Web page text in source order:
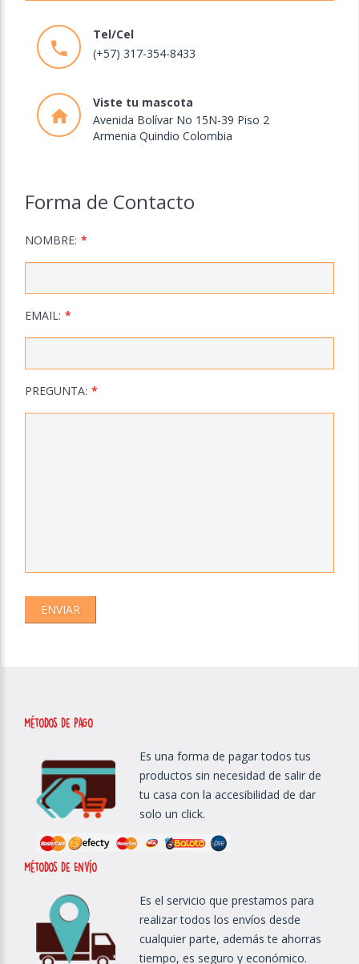
Tel/Cel
(+57) 317-354-8433
Viste tu mascota
Avenida Bolívar No 15N-39 Piso 2
Armenia Quindio Colombia
Forma de Contacto
NOMBRE:
EMAIL:
PREGUNTA:
métodos de Pago
Es una forma de pagar todos tus
productos sin necesidad de salir de
tu casa con la accesibilidad de dar
solo un click.
métodos de Envío
Es el servicio que prestamos para
realizar todos los envíos desde
cualquier parte, además te ahorras
tiempo, es seguro y económico.